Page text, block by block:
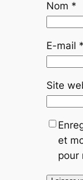
Nom *
E-mail *
Site
et
pour